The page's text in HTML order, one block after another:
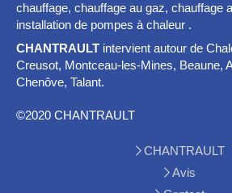
chauffage, chauffage au gaz, chauffage
installation de pompes à chaleur .
CHANTRAULT intervient autour de
Creusot, Montceau-les-Mines, Beaune,
Chenôve, Talant.
©2020 CHANTRAULT
CHANTRAULT
Avis